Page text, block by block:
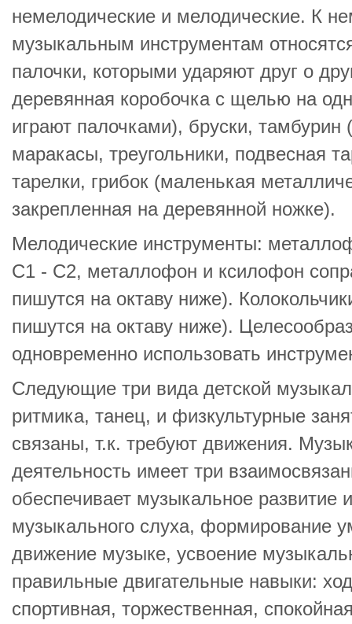
немелодические и мелодические. К
музыкальным инструментам
палочки, которыми ударяют друг о
деревянная коробочка с щелью на
играют палочками), бруски, тамбурин
маракасы, треугольники, подвесная
тарелки, грибок (маленькая
закрепленная на деревянной ножке).
Мелодические инструменты:
С1 - С2, металлофон и ксилофон
пишутся на октаву ниже).
пишутся на октаву ниже).
одновременно использовать
Следующие три вида детской
ритмика, танец, и физкультурные
связаны, т.к. требуют движения.
деятельность имеет три
обеспечивает музыкальное развитие
музыкального слуха, формирование
движение музыке, усвоение
правильные двигательные навыки:
спортивная, торжественная,